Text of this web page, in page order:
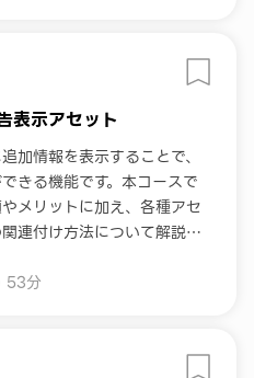
表示アセット
加情報を表示することで、
きる機能です。本コースで
メリットに加え、各種アセ
連付け方法について解説し
。
53分